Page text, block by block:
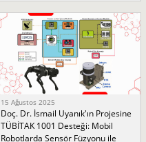
15 Ağustos 2025
Doç. Dr. İsmail Uyanık'ın Projesine
TÜBİTAK 1001 Desteği: Mobil
Robotlarda Sensör Füzyonu ile